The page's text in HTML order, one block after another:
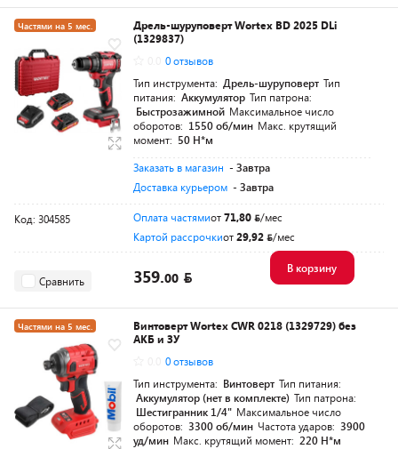
Частями на 5 мес.
Разумная цена
Дрель-шуруповерт Wortex BD 2025 DLi
(1329837)
0 отзывов
Тип инструмента: Дрель-шуруповерт Тип
питания: Аккумулятор Тип патрона:
Быстрозажимной Максимальное число
оборотов: 1550 об/мин Макс. крутящий
момент: 50 Н*м
Заказать в магазин - Завтра
Доставка курьером - Завтра
Код: 304585 Оплата частямиот71,80
/мес
Картой рассрочкиот29,92 /мес
Сравнить 359.00
В корзину
Частями на 5 мес.
Разумная цена
Винтоверт Wortex CWR 0218 (1329729) без
АКБ и ЗУ
0 отзывов
Тип инструмента: Винтоверт Тип питания:
Аккумулятор (нет в комплекте) Тип патрона:
Шестигранник 1/4" Максимальное число
оборотов: 3300 об/мин Частота ударов: 3900
уд/мин Макс. крутящий момент: 220 Н*м